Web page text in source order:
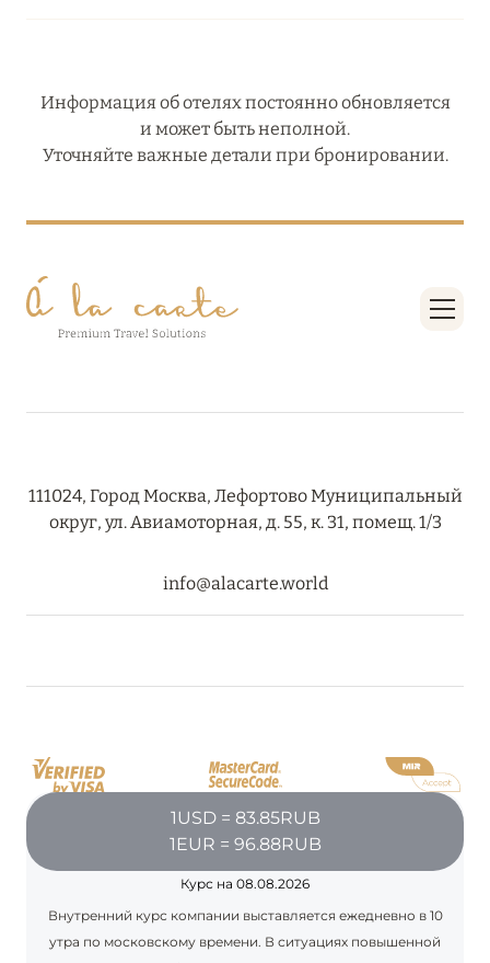
Информация об отелях постоянно обновляется
и может быть неполной.
Уточняйте важные детали при бронировании.
111024, Город Москва, Лефортово Муниципальный
округ, ул. Авиамоторная, д. 55, к. 31, помещ. 1/3
info@alacarte.world
1USD = 83.85RUB
1EUR = 96.88RUB
Курс на 08.08.2026
Внутренний курс компании выставляется ежедневно в 10
утра по московскому времени. В ситуациях повышенной